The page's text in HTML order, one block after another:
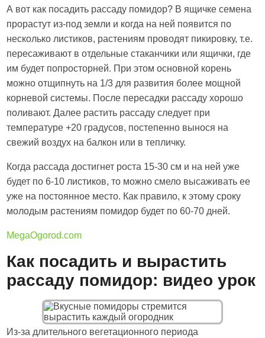
А вот как посадить рассаду помидор? В ящичке семена
прорастут из-под земли и когда на ней появится по
несколько листиков, растениям проводят пикировку, т.е.
пересаживают в отдельные стаканчики или ящички, где
им будет попросторней. При этом основной корень
можно отщипнуть на 1/3 для развития более мощной
корневой системы. После пересадки рассаду хорошо
поливают. Далее растить рассаду следует при
температуре +20 градусов, постепенно вынося на
свежий воздух на балкон или в тепличку.
Когда рассада достигнет роста 15-30 см и на ней уже
будет по 6-10 листиков, то можно смело высаживать ее
уже на постоянное место. Как правило, к этому сроку
молодым растениям помидор будет по 60-70 дней.
MegaOgorod.com
Как посадить и вырастить
рассаду помидор: видео урок
Из-за длительного вегетационного периода